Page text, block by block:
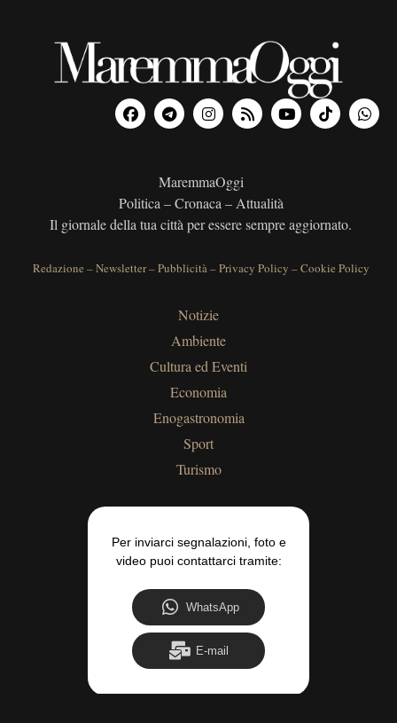
MaremmaOggi
Politica – Cronaca – Attualità
Il giornale della tua città per essere sempre aggiornato.
Redazione –Newsletter–Pubblicità–Privacy Policy –Cookie Policy
Notizie
Ambiente
Cultura ed Eventi
Economia
Enogastronomia
Sport
Turismo
Per inviarci segnalazioni, foto e
video puoi contattarci tramite:
WhatsApp
E-mail